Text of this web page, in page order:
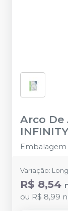
Arco De
Embalagem
Variação:
R$ 8,54
ou R$ 8,99